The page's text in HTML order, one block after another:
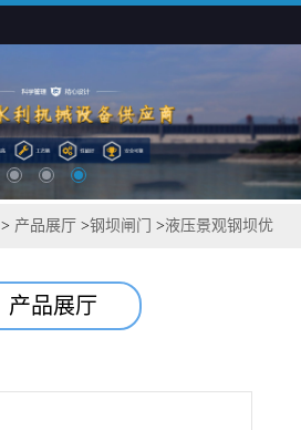
> 产品展厅 >钢坝闸门 >液压景观钢坝优
产品展厅